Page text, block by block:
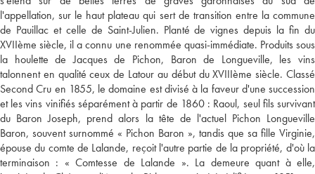
l'appellation, sur le haut plateau qui sert de transition entre la commune
de Pauillac et celle de Saint-Julien. Planté de vignes depuis la fin du
XVIIème siècle, il a connu une renommée quasi-immédiate. Produits sous
la houlette de Jacques de Pichon, Baron de Longueville, les vins
talonnent en qualité ceux de Latour au début du XVIIIème siècle. Classé
Second Cru en 1855, le domaine est divisé à la faveur d'une succession
et les vins vinifiés séparément à partir de 1860 : Raoul, seul fils survivant
du Baron Joseph, prend alors la tête de l'actuel Pichon Longueville
Baron, souvent surnommé « Pichon Baron », tandis que sa fille Virginie,
épouse du comte de Lalande, reçoit l'autre partie de la propriété, d'où la
terminaison : « Comtesse de Lalande ». La demeure quant à elle,